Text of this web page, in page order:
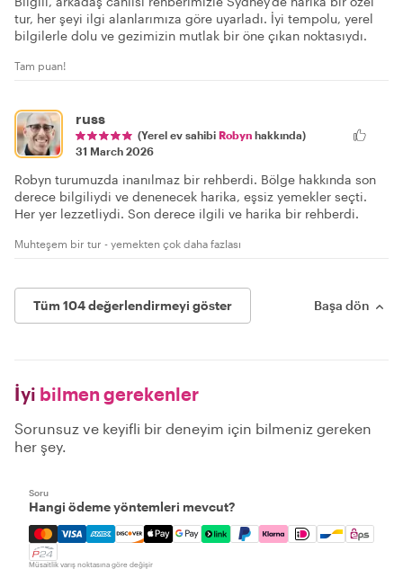
tur, her şeyi ilgi alanlarımıza göre uyarladı. İyi tempolu, yerel
bilgilerle dolu ve gezimizin mutlak bir öne çıkan noktasıydı.
Tam puan!
russ
(Yerel ev sahibi Robyn hakkında)
31 March 2026
Robyn turumuzda inanılmaz bir rehberdi. Bölge hakkında son
derece bilgiliydi ve denenecek harika, eşsiz yemekler seçti.
Her yer lezzetliydi. Son derece ilgili ve harika bir rehberdi.
Muhteşem bir tur - yemekten çok daha fazlası
Tüm 104 değerlendirmeyi göster Başa dön
İyi bilmen gerekenler
Sorunsuz ve keyifli bir deneyim için bilmeniz gereken
her şey.
Soru
Hangi ödeme yöntemleri mevcut?
Mastercard, Visa, Amex, Discover, Apple Pay, Google
Müsaitlik varış noktasına göre değişir